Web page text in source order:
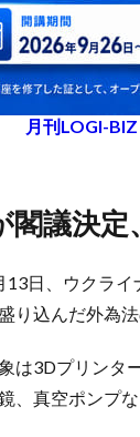
月刊LOGI-
が閣議決
13日、ウクラ
り込んだ外為
は3Dプリンタ
、真空ポンプな